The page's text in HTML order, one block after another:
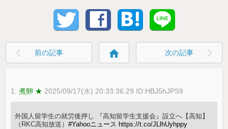
前の記事 home 次の記事
1:煮卵 ★ 2025/09/17(水) 20:33:36.29 ID:HBJ5hJPS9
外国人留学生の就労後押し 『高知留学生支援会』設立へ【高知】
（RKC高知放送）#Yahooニュース https://t.co/JLlhUyhppy